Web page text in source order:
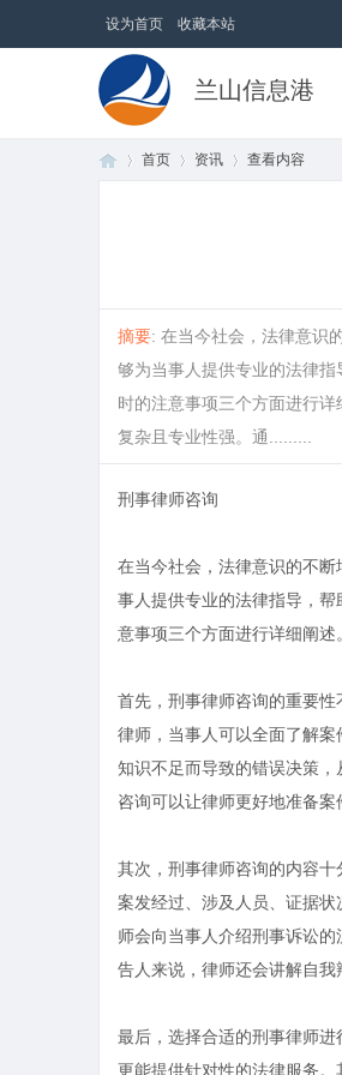
设为首页 收藏本站
兰山信息港
首页 资讯 查看内容
摘要: 在当今社会，法律意识
够为当事人提供专业的法律
时的注意事项三个方面进行
复杂且专业性强。通.........
刑事律师咨询
在当今社会，法律意识的不
事人提供专业的法律指导，
意事项三个方面进行详细阐述。
首先，刑事律师咨询的重要
律师，当事人可以全面了解
知识不足而导致的错误决策
咨询可以让律师更好地准备案
其次，刑事律师咨询的内容
案发经过、涉及人员、证据
师会向当事人介绍刑事诉讼
告人来说，律师还会讲解自我
最后，选择合适的刑事律师
更能提供针对性的法律服务